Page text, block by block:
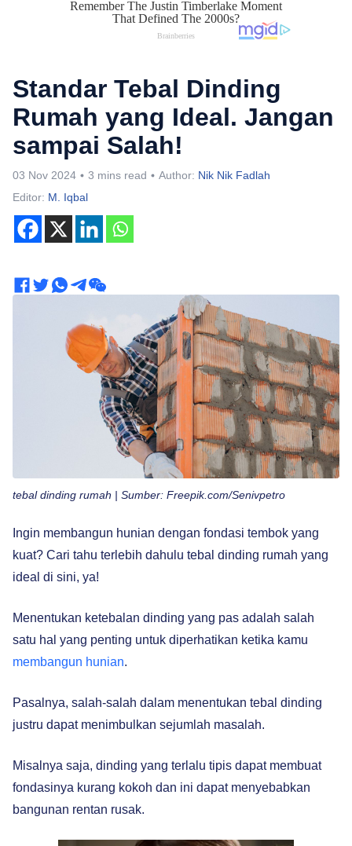
Standar Tebal Dinding
Rumah yang Ideal. Jangan
sampai Salah!
03 Nov 2024 3 mins read Author: Nik Nik Fadlah
Editor: M. Iqbal
tebal dinding rumah | Sumber: Freepik.com/Senivpetro
Ingin membangun hunian dengan fondasi tembok yang
kuat? Cari tahu terlebih dahulu tebal dinding rumah yang
ideal di sini, ya!
Menentukan ketebalan dinding yang pas adalah salah
satu hal yang penting untuk diperhatikan ketika kamu
membangun hunian.
Pasalnya, salah-salah dalam menentukan tebal dinding
justru dapat menimbulkan sejumlah masalah.
Misalnya saja, dinding yang terlalu tipis dapat membuat
fondasinya kurang kokoh dan ini dapat menyebabkan
bangunan rentan rusak.